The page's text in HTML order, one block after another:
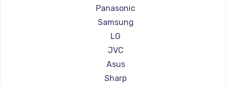
Panasonic
Samsung
LG
JVC
Asus
Sharp